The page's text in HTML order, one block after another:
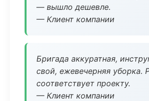
— вышло дешевле.
— Клиент компании
Бригада аккуратная,
свой, ежевечерняя уборка.
соответствует проекту.
— Клиент компании